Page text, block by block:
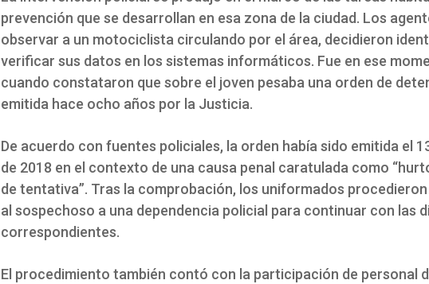
prevención que se desarrollan en esa zona de la ciudad. Los
observar a un motociclista circulando por el área, decidieron
verificar sus datos en los sistemas informáticos. Fue en ese
cuando constataron que sobre el joven pesaba una orden de
emitida hace ocho años por la Justicia.
De acuerdo con fuentes policiales, la orden había sido emitida el
de 2018 en el contexto de una causa penal caratulada como
de tentativa”. Tras la comprobación, los uniformados
al sospechoso a una dependencia policial para continuar con las
correspondientes.
El procedimiento también contó con la participación de personal